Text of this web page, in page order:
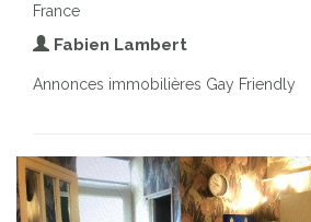
France
Fabien Lambert
Annonces immobilières Gay Friendly